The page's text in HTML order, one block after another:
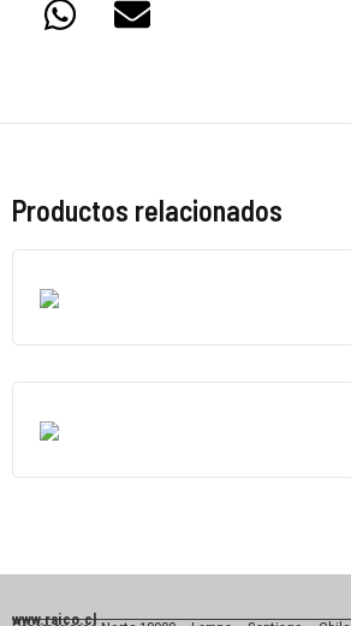
Productos relacionados
www.raico.cl